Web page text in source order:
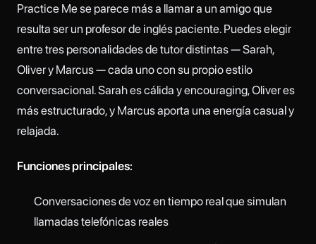
Practice Me se parece más a llamar a un amigo que
resulta ser un profesor de inglés paciente. Puedes elegir
entre tres personalidades de tutor distintas — Sarah,
Oliver y Marcus — cada uno con su propio estilo
conversacional. Sarah es cálida y encouraging, Oliver es
más estructurado, y Marcus aporta una energía casual y
relajada.
Funciones principales:
Conversaciones de voz en tiempo real que simulan
llamadas telefónicas reales